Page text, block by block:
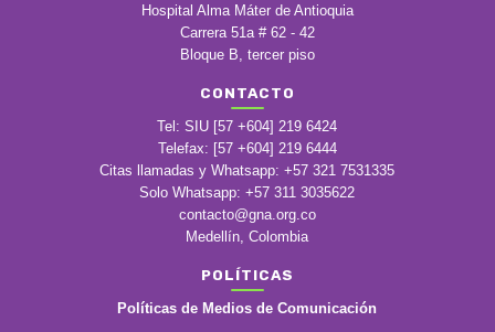
Hospital Alma Máter de Antioquia
Carrera 51a # 62 - 42
Bloque B, tercer piso
CONTACTO
Tel: SIU [57 +604] 219 6424
Telefax: [57 +604] 219 6444
Citas llamadas y Whatsapp: +57 321 7531335
Solo Whatsapp: +57 311 3035622
contacto@gna.org.co
Medellín, Colombia
POLÍTICAS
Políticas de Medios de Comunicación